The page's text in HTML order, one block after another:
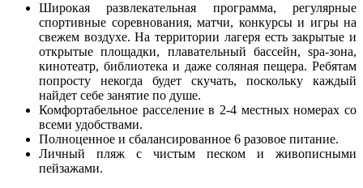
Широкая развлекательная программа, регулярные
спортивные соревнования, матчи, конкурсы и игры на
свежем воздухе. На территории лагеря есть закрытые и
открытые площадки, плавательный бассейн, spa-зона,
кинотеатр, библиотека и даже соляная пещера. Ребятам
попросту некогда будет скучать, поскольку каждый
найдет себе занятие по душе.
Комфортабельное расселение в 2-4 местных номерах со
всеми удобствами.
Полноценное и сбалансированное 6 разовое питание.
Личный пляж с чистым песком и живописными
пейзажами.